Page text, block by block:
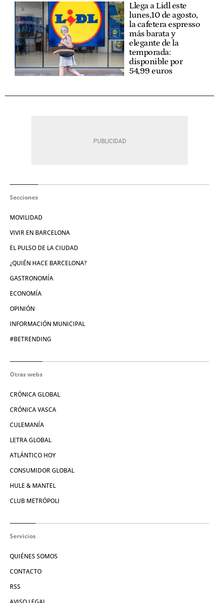
Llega a Lidl este
lunes,10 de agosto,
la cafetera espresso
más barata y
elegante de la
temporada:
disponible por
54,99 euros
Secciones
MOVILIDAD
VIVIR EN BARCELONA
EL PULSO DE LA CIUDAD
¿QUIÉN HACE BARCELONA?
GASTRONOMÍA
ECONOMÍA
OPINIÓN
INFORMACIÓN MUNICIPAL
#BETRENDING
Otras webs
CRÓNICA GLOBAL
CRÓNICA VASCA
CULEMANÍA
LETRA GLOBAL
ATLÁNTICO HOY
CONSUMIDOR GLOBAL
HULE & MANTEL
CLUB METRÓPOLI
Servicios
QUIÉNES SOMOS
CONTACTO
RSS